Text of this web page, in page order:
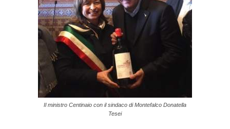
Il ministro Centinaio con il sindaco di Montefalco Donatella
Tesei